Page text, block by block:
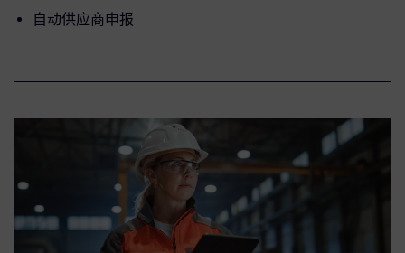
自动供应商申报